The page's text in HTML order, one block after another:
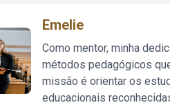
Emelie
Como mentor, minha
métodos pedagógicos
missão é orientar os
educacionais